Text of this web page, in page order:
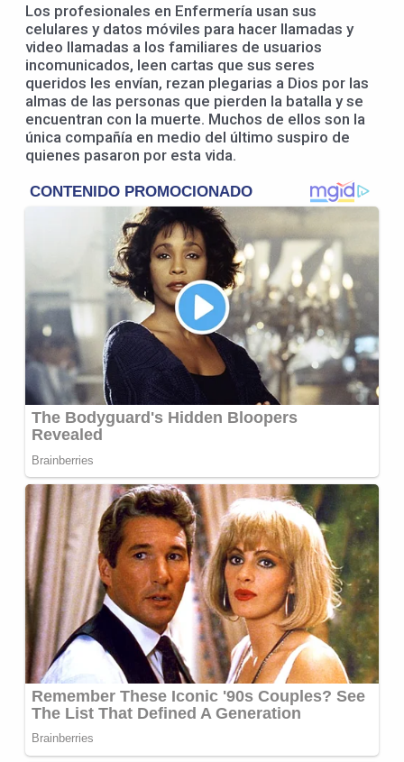
Los profesionales en Enfermería usan sus
celulares y datos móviles para hacer llamadas y
video llamadas a los familiares de usuarios
incomunicados, leen cartas que sus seres
queridos les envían, rezan plegarias a Dios por las
almas de las personas que pierden la batalla y se
encuentran con la muerte. Muchos de ellos son la
única compañía en medio del último suspiro de
quienes pasaron por esta vida.